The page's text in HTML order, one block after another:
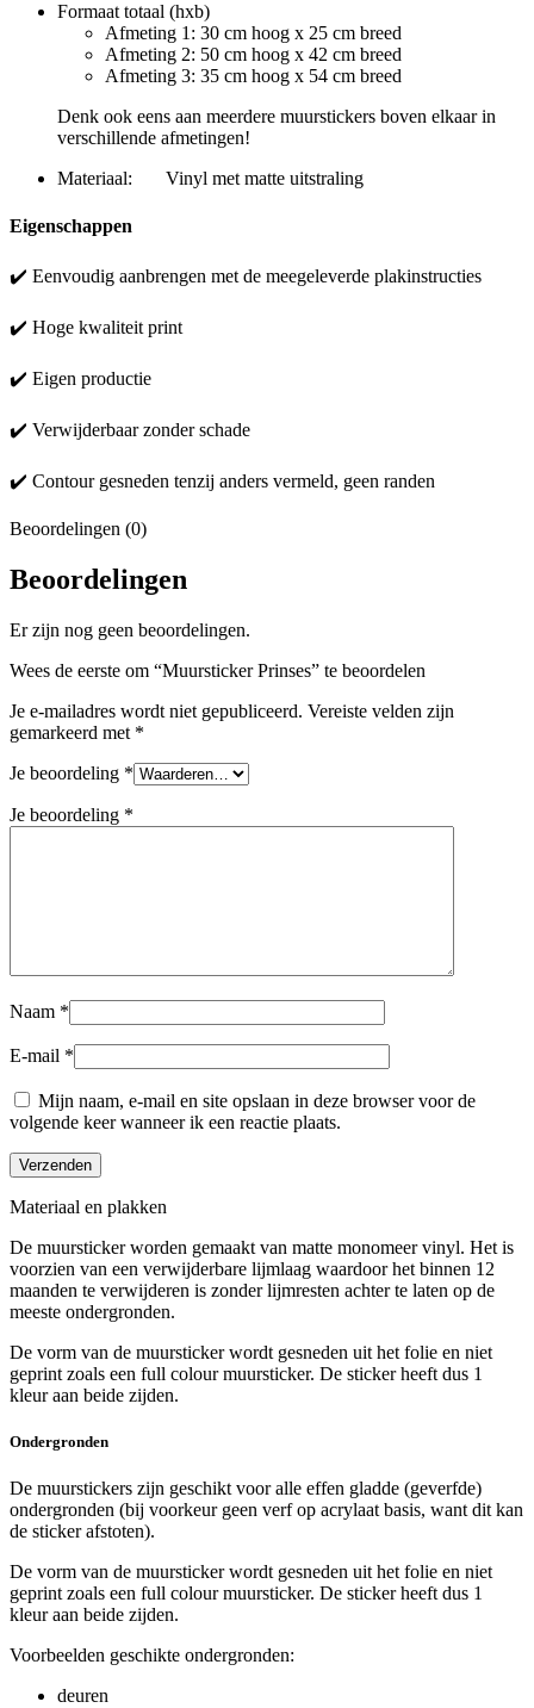
Formaat totaal (hxb)
Afmeting 1: 30 cm hoog x 25 cm breed
Afmeting 2: 50 cm hoog x 42 cm breed
Afmeting 3: 35 cm hoog x 54 cm breed
Denk ook eens aan meerdere muurstickers boven elkaar in
verschillende afmetingen!
Materiaal: Vinyl met matte uitstraling
Eigenschappen
✔️ Eenvoudig aanbrengen met de meegeleverde plakinstructies
✔️ Hoge kwaliteit print
✔️ Eigen productie
✔️ Verwijderbaar zonder schade
✔️ Contour gesneden tenzij anders vermeld, geen randen
Beoordelingen (0)
Beoordelingen
Er zijn nog geen beoordelingen.
Wees de eerste om “Muursticker Prinses” te beoordelen
Je e-mailadres wordt niet gepubliceerd. Vereiste velden zijn
gemarkeerd met *
Je beoordeling *
Je beoordeling *
Naam *
E-mail *
Mijn naam, e-mail en site opslaan in deze browser voor de
volgende keer wanneer ik een reactie plaats.
Materiaal en plakken
De muursticker worden gemaakt van matte monomeer vinyl. Het is
voorzien van een verwijderbare lijmlaag waardoor het binnen 12
maanden te verwijderen is zonder lijmresten achter te laten op de
meeste ondergronden.
De vorm van de muursticker wordt gesneden uit het folie en niet
geprint zoals een full colour muursticker. De sticker heeft dus 1
kleur aan beide zijden.
Ondergronden
De muurstickers zijn geschikt voor alle effen gladde (geverfde)
ondergronden (bij voorkeur geen verf op acrylaat basis, want dit kan
de sticker afstoten).
De vorm van de muursticker wordt gesneden uit het folie en niet
geprint zoals een full colour muursticker. De sticker heeft dus 1
kleur aan beide zijden.
Voorbeelden geschikte ondergronden:
deuren